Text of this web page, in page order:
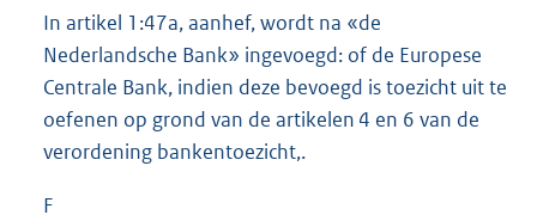
In artikel 1:47a, aanhef, wordt na «de
Nederlandsche Bank» ingevoegd: of de Europese
Centrale Bank, indien deze bevoegd is toezicht uit te
oefenen op grond van de artikelen 4 en 6 van de
verordening bankentoezicht,.
F